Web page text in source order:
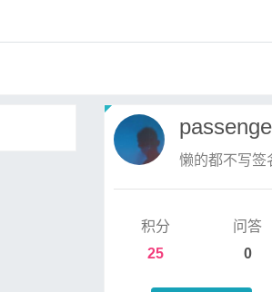
懒的都不写签
积分
25
问答
0